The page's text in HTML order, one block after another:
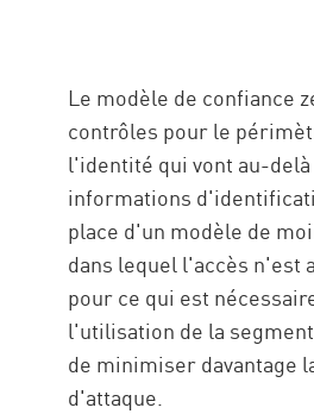
Le modèle de confiance
contrôles pour le
l'identité qui vont au-delà
informations
place d'un modèle de
dans lequel l'accès n'est
pour ce qui est
l'utilisation de la
de minimiser davantage
d'attaque.